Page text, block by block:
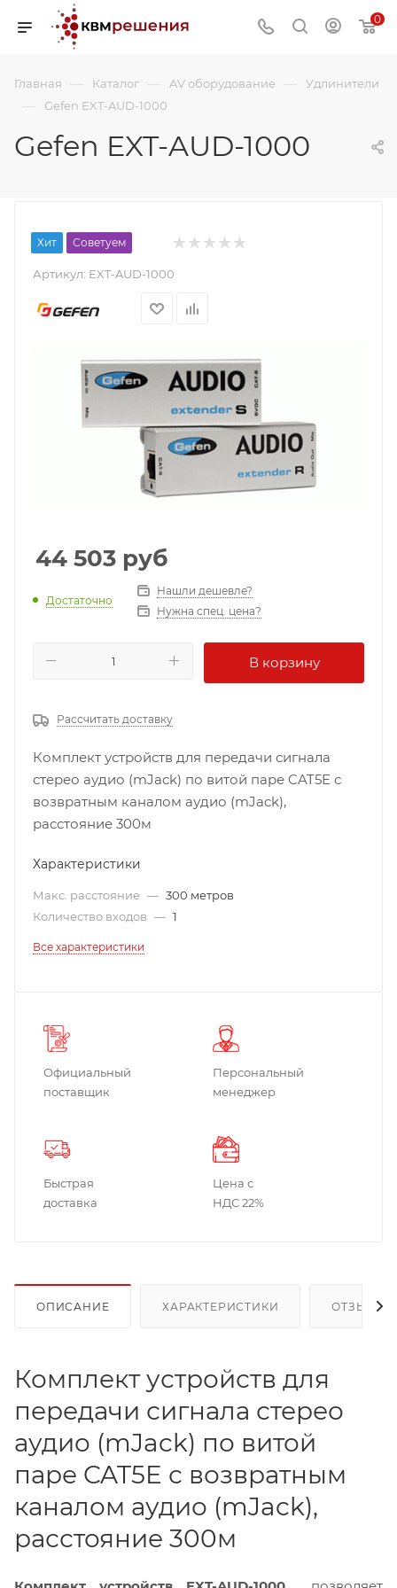
0
Главная — Каталог — AV оборудование — Удлинители
— Gefen EXT-AUD-1000
Gefen EXT-AUD-1000
Хит Советуем
Артикул: EXT-AUD-1000
44 503 руб
Достаточно
Нашли дешевле?
Нужна спец. цена?
В корзину
Рассчитать доставку
Комплект устройств для передачи сигнала
стерео аудио (mJack) по витой паре CAT5E с
возвратным каналом аудио (mJack),
расстояние 300м
Характеристики
Макс. расстояние — 300 метров
Количество входов — 1
Все характеристики
Официальный
поставщик
Персональный
менеджер
Быстрая
доставка
Цена с
НДС 22%
ОПИСАНИЕ ХАРАКТЕРИСТИКИ ОТЗЫВЫ
Комплект устройств для
передачи сигнала стерео
аудио (mJack) по витой
паре CAT5E с возвратным
каналом аудио (mJack),
расстояние 300м